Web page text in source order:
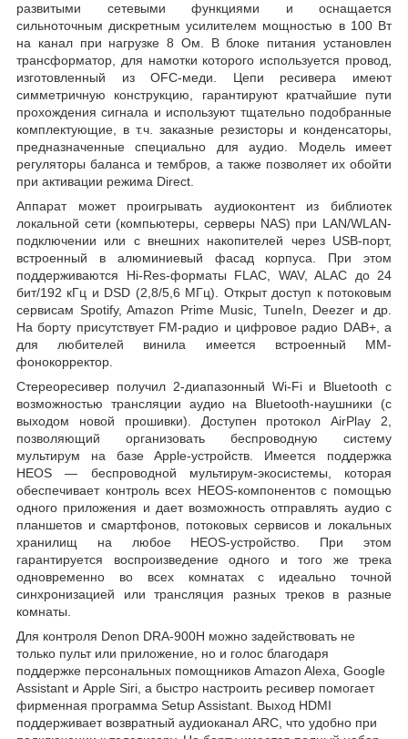
развитыми сетевыми функциями и оснащается
сильноточным дискретным усилителем мощностью в 100 Вт
на канал при нагрузке 8 Oм. В блоке питания установлен
трансформатор, для намотки которого используется провод,
изготовленный из OFC-меди. Цепи ресивера имеют
симметричную конструкцию, гарантируют кратчайшие пути
прохождения сигнала и используют тщательно подобранные
комплектующие, в т.ч. заказные резисторы и конденсаторы,
предназначенные специально для аудио. Модель имеет
регуляторы баланса и тембров, а также позволяет их обойти
при активации режима Direct.
Аппарат может проигрывать аудиоконтент из библиотек
локальной сети (компьютеры, серверы NAS) при LAN/WLAN-
подключении или с внешних накопителей через USB-порт,
встроенный в алюминиевый фасад корпуса. При этом
поддерживаются Hi-Res-форматы FLAC, WAV, ALAC до 24
бит/192 кГц и DSD (2,8/5,6 МГц). Открыт доступ к потоковым
сервисам Spotify, Amazon Prime Music, TuneIn, Deezer и др.
На борту присутствует FM-радио и цифровое радио DAB+, а
для любителей винила имеется встроенный MM-
фонокорректор.
Стереоресивер получил 2-диапазонный Wi-Fi и Bluetooth с
возможностью трансляции аудио на Bluetooth-наушники (с
выходом новой прошивки). Доступен протокол AirPlay 2,
позволяющий организовать беспроводную систему
мультирум на базе Apple-устройств. Имеется поддержка
HEOS — беспроводной мультирум-экосистемы, которая
обеспечивает контроль всех HEOS-компонентов с помощью
одного приложения и дает возможность отправлять аудио с
планшетов и смартфонов, потоковых сервисов и локальных
хранилищ на любое HEOS-устройство. При этом
гарантируется воспроизведение одного и того же трека
одновременно во всех комнатах с идеально точной
синхронизацией или трансляция разных треков в разные
комнаты.
Для контроля Denon DRA-900H можно задействовать не
только пульт или приложение, но и голос благодаря
поддержке персональных помощников Amazon Alexa, Google
Assistant и Apple Siri, а быстро настроить ресивер помогает
фирменная программа Setup Assistant. Выход HDMI
поддерживает возвратный аудиоканал ARC, что удобно при